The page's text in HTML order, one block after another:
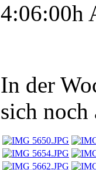
4:06:00h
In der
sich noch